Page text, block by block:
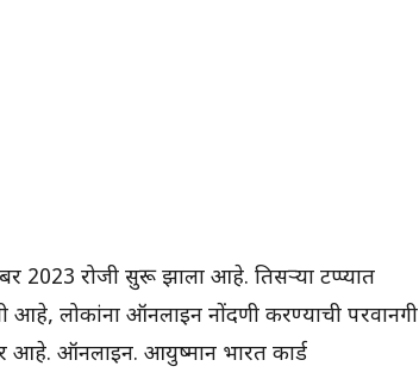
2023 रोजी सुरू झाला आहे. तिसर्‍या टप्प्यात
आहे, लोकांना ऑनलाइन नोंदणी करण्याची परवानगी
आहे. ऑनलाइन. आयुष्मान भारत कार्ड